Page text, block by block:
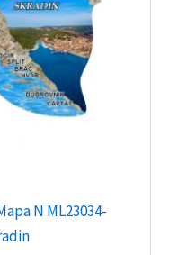
N ML23034-